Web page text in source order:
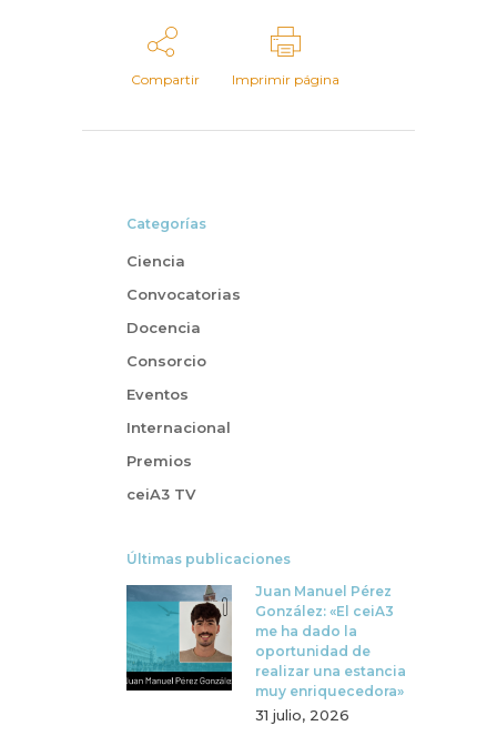
Compartir Imprimir página
Categorías
Ciencia
Convocatorias
Docencia
Consorcio
Eventos
Internacional
Premios
ceiA3 TV
Últimas publicaciones
Juan Manuel Pérez
González: «El ceiA3
me ha dado la
oportunidad de
realizar una estancia
muy enriquecedora»
31 julio, 2026